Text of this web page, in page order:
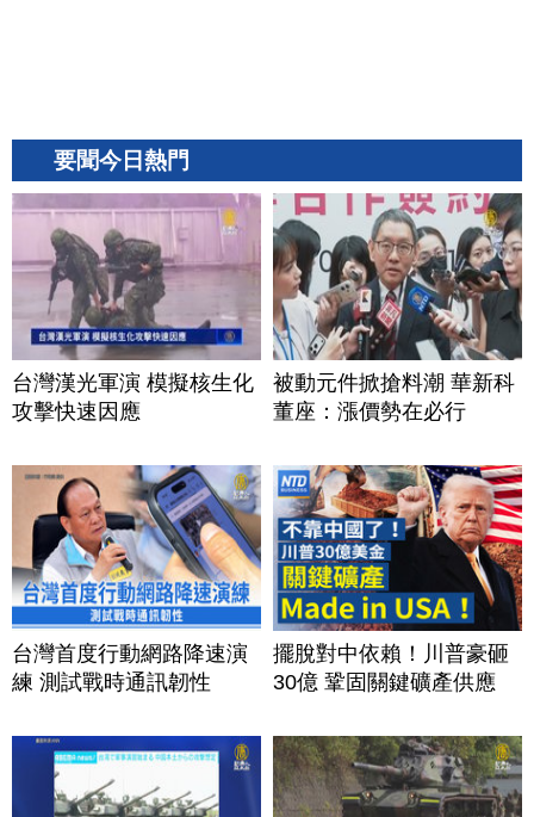
要聞今日熱門
台灣漢光軍演 模擬核生化
攻擊快速因應
被動元件掀搶料潮 華新科
董座：漲價勢在必行
台灣首度行動網路降速演
練 測試戰時通訊韌性
擺脫對中依賴！川普豪砸
30億 鞏固關鍵礦產供應